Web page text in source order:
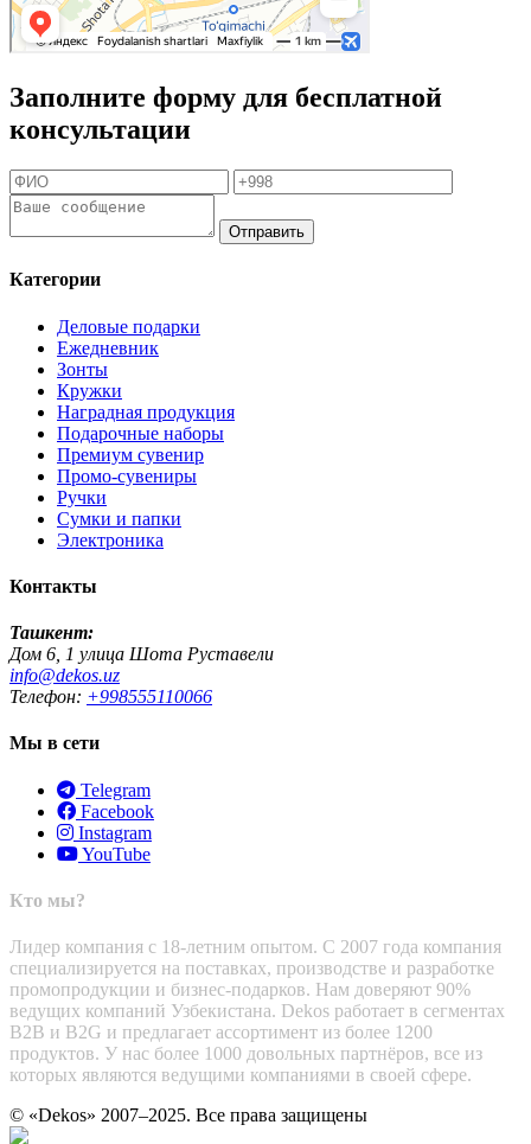
Заполните форму для бесплатной
консультации
Отправить
Категории
Деловые подарки
Ежедневник
Зонты
Кружки
Наградная продукция
Подарочные наборы
Премиум сувенир
Промо-сувениры
Ручки
Сумки и папки
Электроника
Контакты
Ташкент:
Дом 6, 1 улица Шота Руставели
info@dekos.uz
Телефон: +998555110066
Мы в сети
Telegram
Facebook
Instagram
YouTube
Кто мы?
Лидер компания с 18-летним опытом. С 2007 года компания
специализируется на поставках, производстве и разработке
промопродукции и бизнес-подарков. Нам доверяют 90%
ведущих компаний Узбекистана. Dekos работает в сегментах
B2B и B2G и предлагает ассортимент из более 1200
продуктов. У нас более 1000 довольных партнёров, все из
которых являются ведущими компаниями в своей сфере.
© «Dekos» 2007–2025. Все права защищены